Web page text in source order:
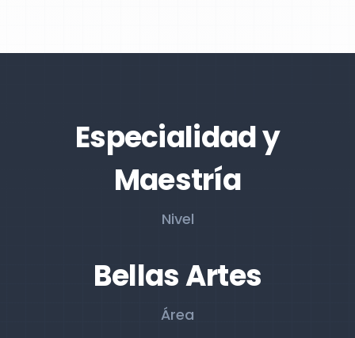
Especialidad y
Maestría
Nivel
Bellas Artes
Área